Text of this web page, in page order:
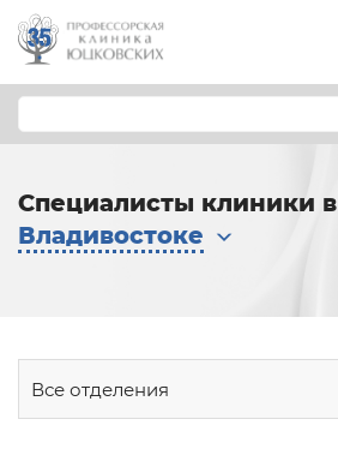
Специалисты клиники в
Владивостоке
Все отделения